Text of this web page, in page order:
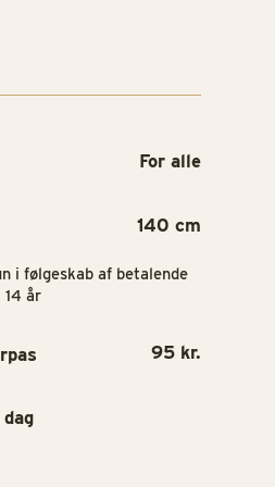
For alle
140 cm
i følgeskab af betalende
14 år
95 kr.